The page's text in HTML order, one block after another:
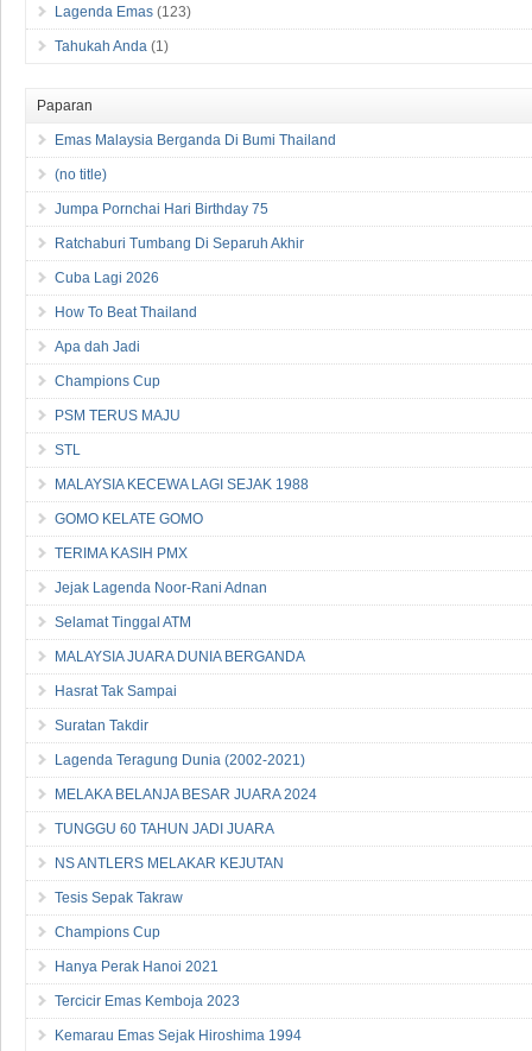
Lagenda Emas (123)
Tahukah Anda (1)
Paparan
Emas Malaysia Berganda Di Bumi Thailand
(no title)
Jumpa Pornchai Hari Birthday 75
Ratchaburi Tumbang Di Separuh Akhir
Cuba Lagi 2026
How To Beat Thailand
Apa dah Jadi
Champions Cup
PSM TERUS MAJU
STL
MALAYSIA KECEWA LAGI SEJAK 1988
GOMO KELATE GOMO
TERIMA KASIH PMX
Jejak Lagenda Noor-Rani Adnan
Selamat Tinggal ATM
MALAYSIA JUARA DUNIA BERGANDA
Hasrat Tak Sampai
Suratan Takdir
Lagenda Teragung Dunia (2002-2021)
MELAKA BELANJA BESAR JUARA 2024
TUNGGU 60 TAHUN JADI JUARA
NS ANTLERS MELAKAR KEJUTAN
Tesis Sepak Takraw
Champions Cup
Hanya Perak Hanoi 2021
Tercicir Emas Kemboja 2023
Kemarau Emas Sejak Hiroshima 1994